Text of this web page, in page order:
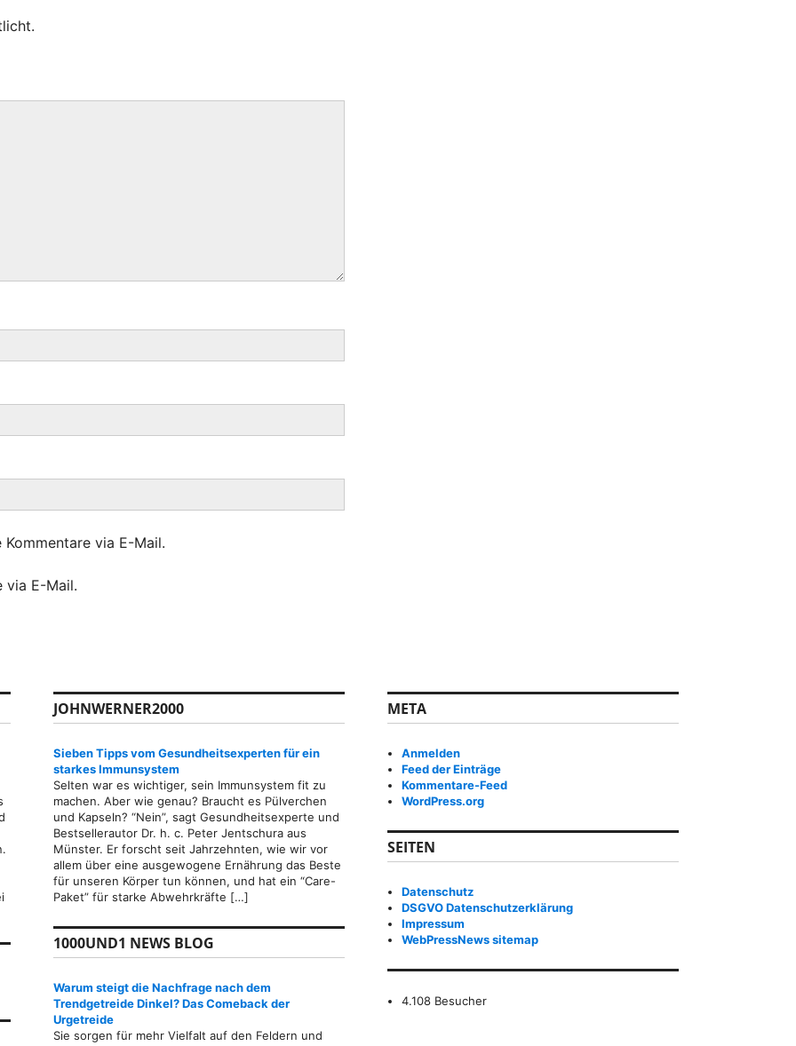
via E-Mail.
via E-Mail.
JOHNWERNER2000
Sieben Tipps vom Gesundheitsexperten für ein
starkes Immunsystem
Selten war es wichtiger, sein Immunsystem fit zu
machen. Aber wie genau? Braucht es Pülverchen
und Kapseln? “Nein”, sagt Gesundheitsexperte und
Bestsellerautor Dr. h. c. Peter Jentschura aus
Münster. Er forscht seit Jahrzehnten, wie wir vor
allem über eine ausgewogene Ernährung das Beste
für unseren Körper tun können, und hat ein “Care-
Paket” für starke Abwehrkräfte […]
1000UND1 NEWS BLOG
Warum steigt die Nachfrage nach dem
Trendgetreide Dinkel? Das Comeback der
Urgetreide
Sie sorgen für mehr Vielfalt auf den Feldern und
META
Anmelden
Feed der Einträge
Kommentare-Feed
WordPress.org
SEITEN
Datenschutz
DSGVO Datenschutzerklärung
Impressum
WebPressNews sitemap
4.108 Besucher